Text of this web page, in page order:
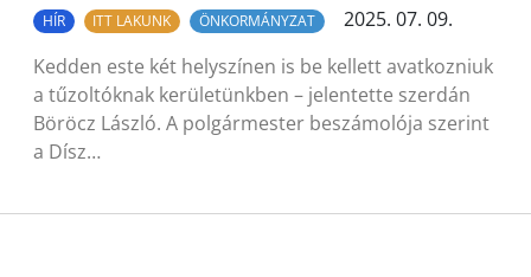
HÍR ITT LAKUNK ÖNKORMÁNYZAT
2025. 07. 09.
Kedden este két helyszínen is be kellett avatkozniuk
a tűzoltóknak kerületünkben – jelentette szerdán
Böröcz László. A polgármester beszámolója szerint
a Dísz…